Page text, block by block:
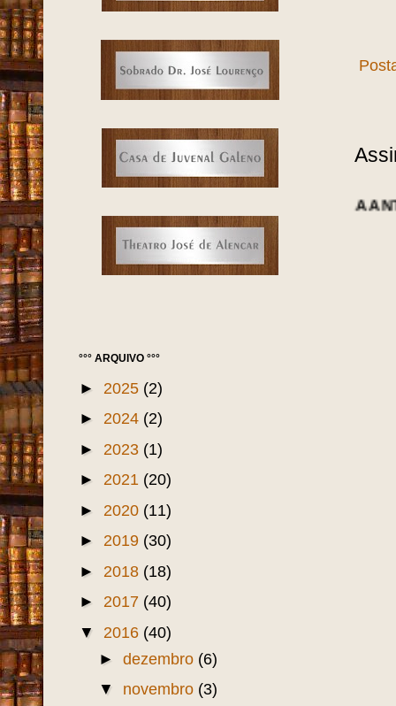
°°° ARQUIVO °°°
► 2025 (2)
► 2024 (2)
► 2023 (1)
► 2021 (20)
► 2020 (11)
► 2019 (30)
► 2018 (18)
► 2017 (40)
▼ 2016 (40)
► dezembro (6)
▼ novembro (3)